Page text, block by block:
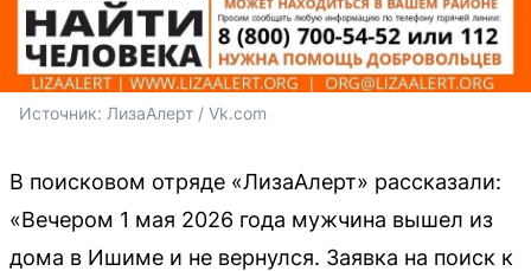
Источник: ЛизаАлерт / Vk.com
В поисковом отряде «ЛизаАлерт» рассказали:
«Вечером 1 мая 2026 года мужчина вышел из
дома в Ишиме и не вернулся. Заявка на поиск к